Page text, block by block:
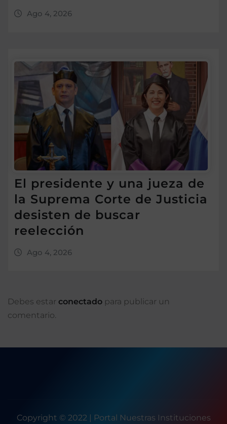
Ago 4, 2026
El presidente y una jueza de
la Suprema Corte de Justicia
desisten de buscar
reelección
Ago 4, 2026
Debes estar conectado para publicar un
comentario.
Copyright © 2022 | Portal Nuestras Instituciones